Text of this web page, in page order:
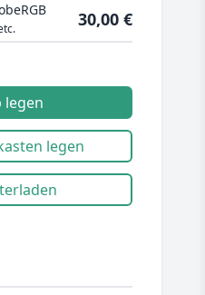
30,00 €
legen
legen